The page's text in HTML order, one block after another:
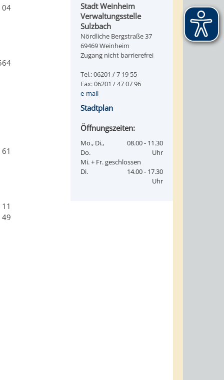
04
Stadt Weinheim
Verwaltungsstelle
Sulzbach
Nördliche Bergstraße 37
69469 Weinheim
Zugang nicht barrierefrei
Tel.: 06201 / 7 19 55
Fax: 06201 / 47 07 96
e-mail
Stadtplan
Öffnungszeiten:
Mo., Di.,
Do.
08.00 - 11.30
Uhr
Mi. + Fr. geschlossen
Di.
14.00 - 17.30
Uhr